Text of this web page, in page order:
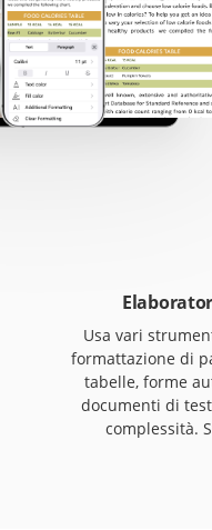
Usa vari
formattazione di
tabelle, forme
documenti di
complessità.